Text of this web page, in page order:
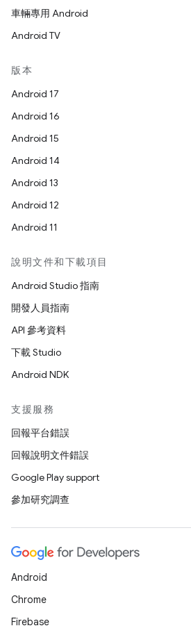
車輛專用 Android
Android TV
版本
Android 17
Android 16
Android 15
Android 14
Android 13
Android 12
Android 11
說明文件和下載項目
Android Studio 指南
開發人員指南
API 參考資料
下載 Studio
Android NDK
支援服務
回報平台錯誤
回報說明文件錯誤
Google Play support
參加研究調查
Android
Chrome
Firebase